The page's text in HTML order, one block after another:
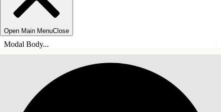
Open Main MenuClose
Modal Body...